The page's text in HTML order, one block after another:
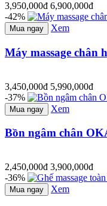
3,950,000đ 6,900,000đ
-42%
Mua ngay Xem
Máy massage chân
3,450,000đ 5,990,000đ
-37%
Mua ngay Xem
Bồn ngâm chân
2,450,000đ 3,900,000đ
-36%
Mua ngay Xem